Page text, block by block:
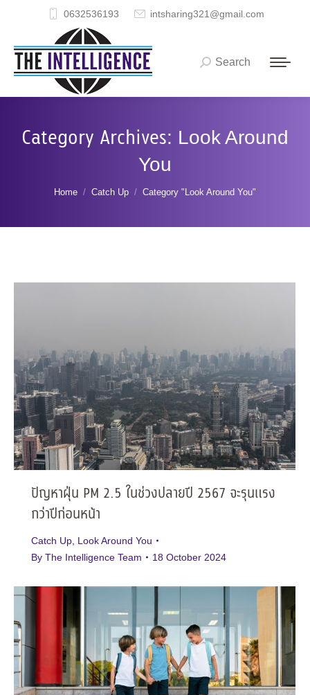
0632536193 intsharing321@gmail.com
Search:
Search
Category Archives: Look Around
You
You are here:
Home Catch Up Category "Look Around You"
ปัญหาฝุ่น PM 2.5 ในช่วงปลายปี 2567 จะรุนแรง
กว่าปีก่อนหน้า
Catch Up Look Around You
By The Intelligence Team 18 October 2024